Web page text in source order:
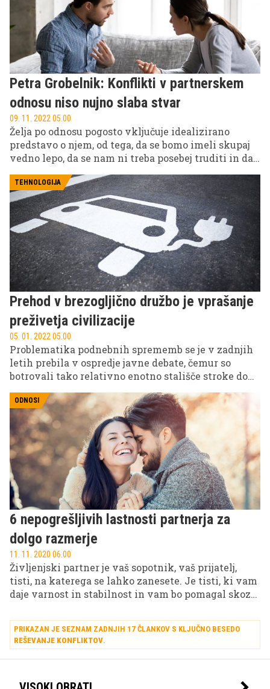
Petra Grobelnik: Konflikti v partnerskem
odnosu niso nujno slaba stvar
09. 11. 2022 05.00
Želja po odnosu pogosto vključuje idealizirano
predstavo o njem, od tega, da se bomo imeli skupaj
vedno lepo, da se nam ni treba posebej truditi in da
rekoč večna, kljub vsem izzivom in preprekam.
Toda, če smo z osebo v odnosu, bo prej ali slej prišlo
do konflikta, medtem ko je od nas in partnerja
odvisno, ali bomo uspeli ohraniti svojo ljubezensko
zvezo. O tem smo se pogovarjali tudi z geštalt
terapevtko pod supervizijo, Petro Grobelnik.
TEHNOLOGIJA
Prehod v brezogljično družbo je vprašanje
preživetja civilizacije
05. 01. 2022 05.00
Problematika podnebnih sprememb se je v zadnjih
letih prebila v ospredje javne debate, čemur so
botrovali tako relativno enotno stališče stroke do
vremenskih razmer. Številni verjamejo, da sta
reševanje te problematike in prehod v brezogljično
družbo nujna, če se želimo izogniti propadu
civilizacije, kot jo poznamo.
ODNOSI
6 nepogrešljivih lastnosti partnerja za
dolgo razmerje
11. 11. 2020 06.00
Življenjski partner je vaš sopotnik, vaš prijatelj,
tisti, na katerega se lahko zanesete. Je tisti, ki vam
daje varnost in stabilnost in vam bo pomagal skozi
delita si skupne vrednote, sta usklajena in si
izpolnjujeta potrebe. Če želite recept za dolgo zvezo,
ste prišli na pravi naslov.
PRIKAZAN JE SEZNAM ZADNJIH 17 ČLANKOV S KLJUČNO BESEDO
REŠEVANJE KONFLIKTOV.